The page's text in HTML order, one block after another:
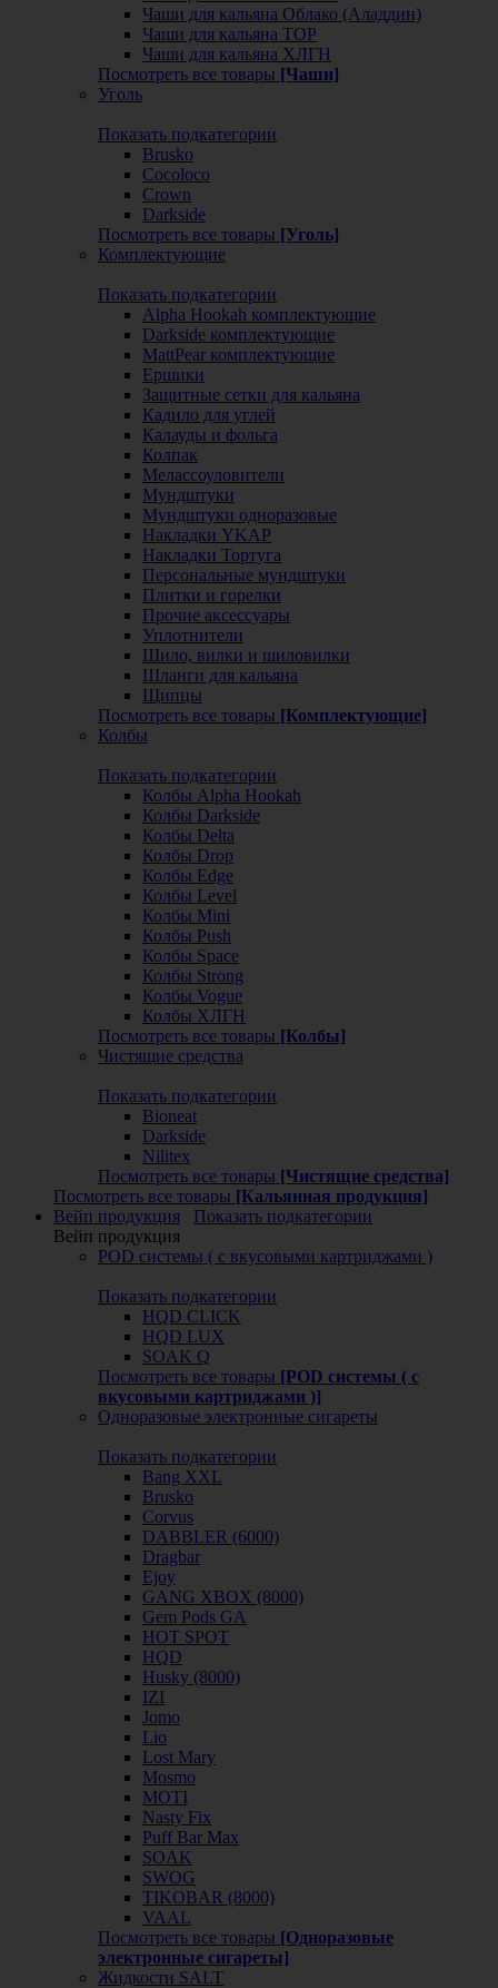
Чаши для кальяна Облако (Аладдин)
Чаши для кальяна ТОР
Чаши для кальяна ХЛГН
Посмотреть все товары [Чаши]
Уголь
Показать подкатегории
Brusko
Cocoloco
Crown
Darkside
Посмотреть все товары [Уголь]
Комплектующие
Показать подкатегории
Alpha Hookah комплектующие
Darkside комплектующие
MattPear комплектующие
Ершики
Защитные сетки для кальяна
Кадило для углей
Калауды и фольга
Колпак
Мелассоуловители
Мундштуки
Мундштуки одноразовые
Накладки YKAP
Накладки Тортуга
Персональные мундштуки
Плитки и горелки
Прочие аксессуары
Уплотнители
Шило, вилки и шиловилки
Шланги для кальяна
Щипцы
Посмотреть все товары [Комплектующие]
Колбы
Показать подкатегории
Колбы Alpha Hookah
Колбы Darkside
Колбы Delta
Колбы Drop
Колбы Edge
Колбы Level
Колбы Mini
Колбы Push
Колбы Space
Колбы Strong
Колбы Vogue
Колбы ХЛГН
Посмотреть все товары [Колбы]
Чистящие средства
Показать подкатегории
Bioneat
Darkside
Nilitex
Посмотреть все товары [Чистящие средства]
Посмотреть все товары [Кальянная продукция]
Вейп продукция
Показать подкатегории
Вейп продукция
POD системы ( с вкусовыми картриджами )
Показать подкатегории
HQD CLICK
HQD LUX
SOAK Q
Посмотреть все товары [POD системы ( с
вкусовыми картриджами )]
Одноразовые электронные сигареты
Показать подкатегории
Bang XXL
Brusko
Corvus
DABBLER (6000)
Dragbar
Ejoy
GANG XBOX (8000)
Gem Pods GA
HOT SPOT
HQD
Husky (8000)
IZI
Jomo
Lio
Lost Mary
Mosmo
MOTI
Nasty Fix
Puff Bar Max
SOAK
SWOG
TIKOBAR (8000)
VAAL
Посмотреть все товары [Одноразовые
электронные сигареты]
Жидкости SALT